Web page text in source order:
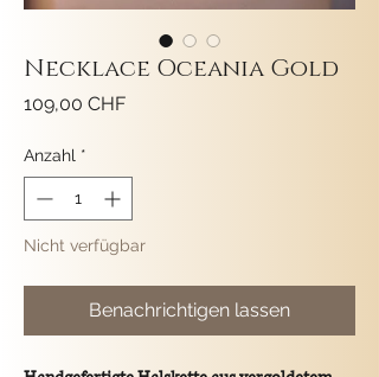
Necklace Oceania Gold
109,00 CHFPreis
Anzahl *
Nicht verfügbar
Benachrichtigen lassen